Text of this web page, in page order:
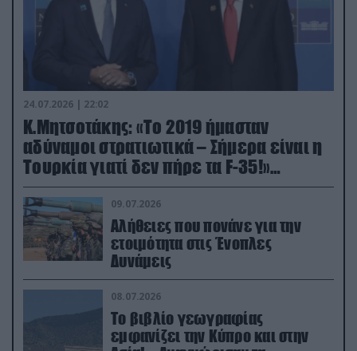
24.07.2026 | 22:02
Κ.Μητσοτάκης: «Το 2019 ήμασταν
αδύναμοι στρατιωτικά – Σήμερα είναι η
Τουρκία γιατί δεν πήρε τα F-35!»
(βίντεο)
09.07.2026
Αλήθειες που πονάνε για την
ετοιμότητα στις Ένοπλες
Δυνάμεις
08.07.2026
Το βιβλίο γεωγραφίας
εμφανίζει την Κύπρο και στην